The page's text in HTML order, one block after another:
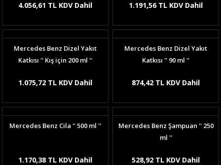
4.056,61 TL KDV Dahil 1.191,56 TL KDV Dahil
Mercedes Benz Dizel Yakıt
Katkısı '' Kış için 200 ml ''
1.075,72 TL KDV Dahil
Mercedes Benz Dizel Yakıt
Katkısı '' 90 ml ''
874,42 TL KDV Dahil
Mercedes Benz Cila '' 500 ml ''
1.170,38 TL KDV Dahil
Mercedes Benz Şampuan '' 250
ml ''
528,92 TL KDV Dahil